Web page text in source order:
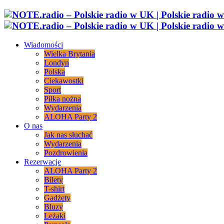
Wiadomości
Wielka Brytania
Londyn
Polska
Ciekawostki
Sport
Piłka nożna
Wydarzenia
ALOHA Party 2
O nas
Jak nas słuchać
Wydarzenia
Pozdrowienia
Rezerwacje
ALOHA Party 2
Bilety
T-shirt
Gadżety
Bluzy
Leżaki